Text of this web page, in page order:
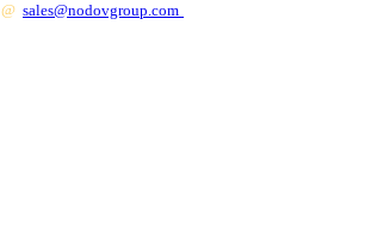
@ sales@nodovgroup.com